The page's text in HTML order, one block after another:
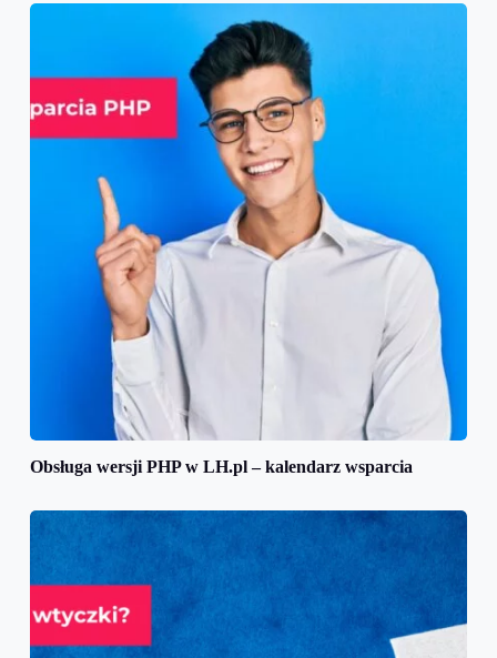
Obsługa wersji PHP w LH.pl – kalendarz wsparcia